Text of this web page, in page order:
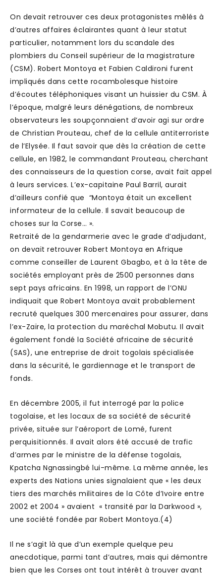
On devait retrouver ces deux protagonistes mêlés à
d’autres affaires éclairantes quant à leur statut
particulier, notamment lors du scandale des
plombiers du Conseil supérieur de la magistrature
(CSM). Robert Montoya et Fabien Caldironi furent
impliqués dans cette rocambolesque histoire
d’écoutes téléphoniques visant un huissier du CSM. À
l’époque, malgré leurs dénégations, de nombreux
observateurs les soupçonnaient d’avoir agi sur ordre
de Christian Prouteau, chef de la cellule antiterroriste
de l’Elysée. Il faut savoir que dès la création de cette
cellule, en 1982, le commandant Prouteau, cherchant
des connaisseurs de la question corse, avait fait appel
à leurs services. L’ex-capitaine Paul Barril, aurait
d’ailleurs confié que “Montoya était un excellent
informateur de la cellule. Il savait beaucoup de
choses sur la Corse… ».
Retraité de la gendarmerie avec le grade d’adjudant,
on devait retrouver Robert Montoya en Afrique
comme conseiller de Laurent Gbagbo, et à la tête de
sociétés employant près de 2500 personnes dans
sept pays africains. En 1998, un rapport de l’ONU
indiquait que Robert Montoya avait probablement
recruté quelques 300 mercenaires pour assurer, dans
l’ex-Zaïre, la protection du maréchal Mobutu. Il avait
également fondé la Société africaine de sécurité
(SAS), une entreprise de droit togolais spécialisée
dans la sécurité, le gardiennage et le transport de
fonds.
En décembre 2005, il fut interrogé par la police
togolaise, et les locaux de sa société de sécurité
privée, située sur l’aéroport de Lomé, furent
perquisitionnés. Il avait alors été accusé de trafic
d’armes par le ministre de la défense togolais,
Kpatcha Ngnassingbé lui-même. La même année, les
experts des Nations unies signalaient que « les deux
tiers des marchés militaires de la Côte d’Ivoire entre
2002 et 2004 » avaient « transité par la Darkwood »,
une société fondée par Robert Montoya.(4)
Il ne s’agit là que d’un exemple quelque peu
anecdotique, parmi tant d’autres, mais qui démontre
bien que les Corses ont tout intérêt à trouver avant